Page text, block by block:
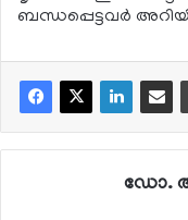
ബന്ധപ്പെട്ടവര്‍
ഡോ.